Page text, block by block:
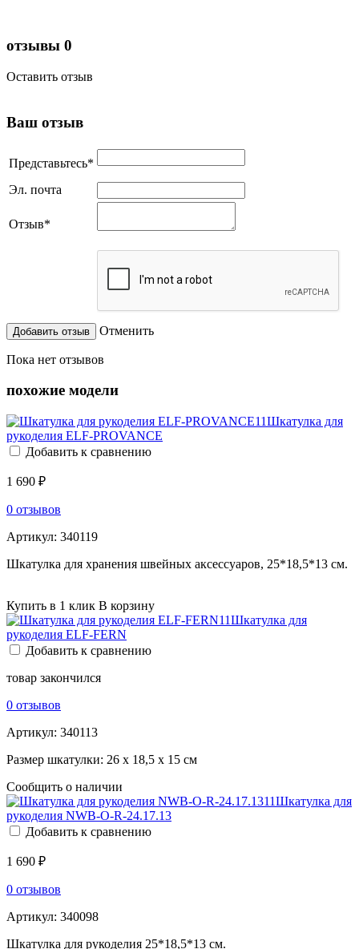
отзывы 0
Оставить отзыв
Ваш отзыв
Представьтесь*
Эл. почта
Отзыв*
Отменить
Пока нет отзывов
похожие модели
Шкатулка для
рукоделия ELF-PROVANCE
Добавить к сравнению
1 690 ₽
0 отзывов
Артикул: 340119
Шкатулка для хранения швейных аксессуаров, 25*18,5*13 см.
Купить в 1 клик В корзину
Шкатулка для
рукоделия ELF-FERN
Добавить к сравнению
товар закончился
0 отзывов
Артикул: 340113
Размер шкатулки: 26 х 18,5 х 15 см
Сообщить о наличии
Шкатулка для
рукоделия NWB-O-R-24.17.13
Добавить к сравнению
1 690 ₽
0 отзывов
Артикул: 340098
Шкатулка для рукоделия 25*18,5*13 см.